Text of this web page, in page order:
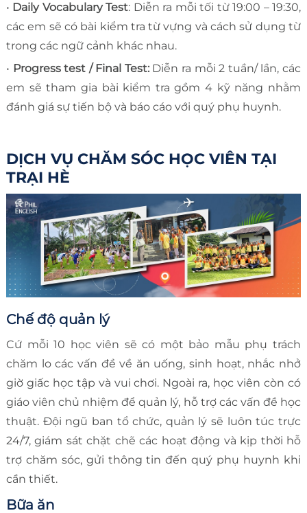
• Daily Vocabulary Test: Diễn ra mỗi tối từ 19:00 – 19:30,
các em sẽ có bài kiểm tra từ vựng và cách sử dụng từ
trong các ngữ cảnh khác nhau.
• Progress test / Final Test:Diễn ra mỗi 2 tuần/ lần, các
em sẽ tham gia bài kiểm tra gồm 4 kỹ năng nhằm
đánh giá sự tiến bộ và báo cáo với quý phụ huynh.
DỊCH VỤ CHĂM SÓC HỌC VIÊN TẠI
TRẠI HÈ
Chế độ quản lý
Cứ mỗi 10 học viên sẽ có một bảo mẫu phụ trách
chăm lo các vấn đề về ăn uống, sinh hoạt, nhắc nhở
giờ giấc học tập và vui chơi. Ngoài ra, học viên còn có
giáo viên chủ nhiệm để quản lý, hỗ trợ các vấn đề học
thuật. Đội ngũ ban tổ chức, quản lý sẽ luôn túc trực
24/7, giám sát chặt chẽ các hoạt động và kịp thời hỗ
trợ chăm sóc, gửi thông tin đến quý phụ huynh khi
cần thiết.
Bữa ăn